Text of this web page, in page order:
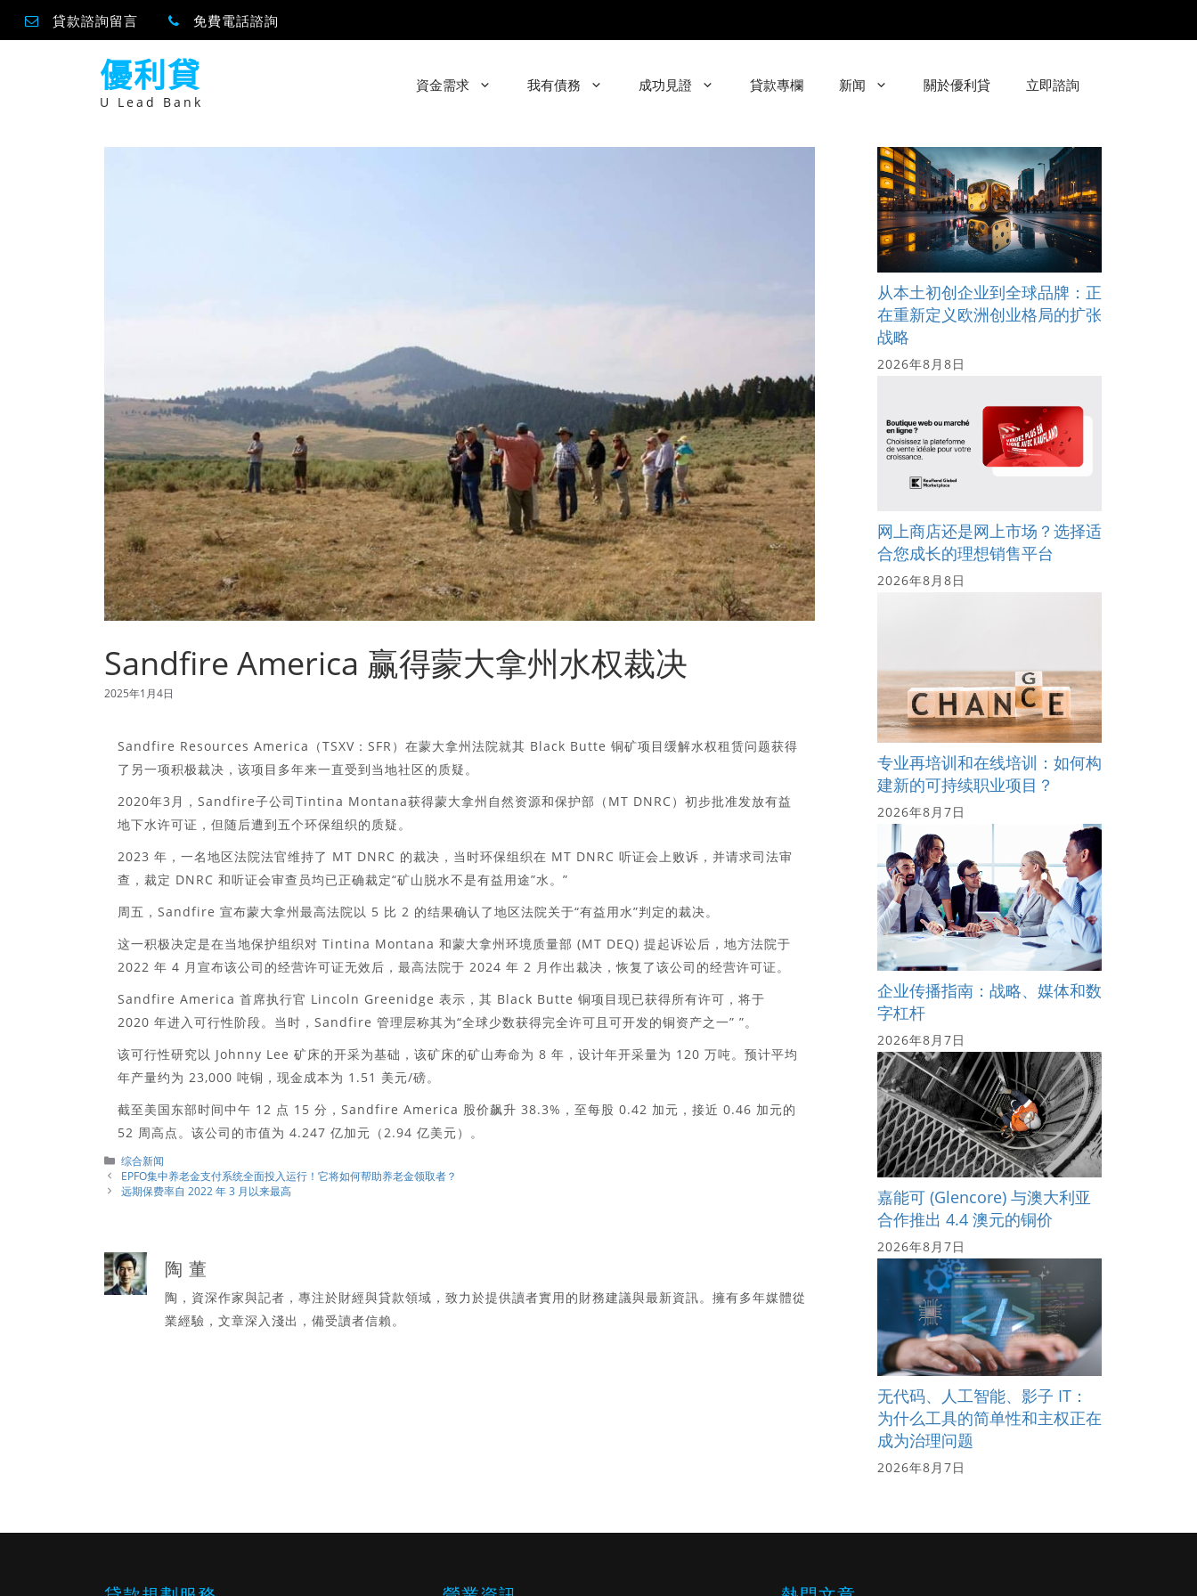
貸款諮詢留言 免費電話諮詢
優利貸
U Lead Bank
資金需求 我有債務 成功見證 貸款專欄 新闻 關於優利貸 立即諮詢
Sandfire America 赢得蒙大拿州水权裁决
2025年1月4日
Sandfire Resources America（TSXV：SFR）在蒙大拿州法院就其 Black Butte 铜矿项目缓解水权租赁问题获得
了另一项积极裁决，该项目多年来一直受到当地社区的质疑。
2020年3月，Sandfire子公司Tintina Montana获得蒙大拿州自然资源和保护部（MT DNRC）初步批准发放有益
地下水许可证，但随后遭到五个环保组织的质疑。
2023 年，一名地区法院法官维持了 MT DNRC 的裁决，当时环保组织在 MT DNRC 听证会上败诉，并请求司法审
查，裁定 DNRC 和听证会审查员均已正确裁定“矿山脱水不是有益用途”水。”
周五，Sandfire 宣布蒙大拿州最高法院以 5 比 2 的结果确认了地区法院关于“有益用水”判定的裁决。
这一积极决定是在当地保护组织对 Tintina Montana 和蒙大拿州环境质量部 (MT DEQ) 提起诉讼后，地方法院于
2022 年 4 月宣布该公司的经营许可证无效后，最高法院于 2024 年 2 月作出裁决，恢复了该公司的经营许可证。
Sandfire America 首席执行官 Lincoln Greenidge 表示，其 Black Butte 铜项目现已获得所有许可，将于
2020 年进入可行性阶段。当时，Sandfire 管理层称其为“全球少数获得完全许可且可开发的铜资产之一” ”。
该可行性研究以 Johnny Lee 矿床的开采为基础，该矿床的矿山寿命为 8 年，设计年开采量为 120 万吨。预计平均
年产量约为 23,000 吨铜，现金成本为 1.51 美元/磅。
截至美国东部时间中午 12 点 15 分，Sandfire America 股价飙升 38.3%，至每股 0.42 加元，接近 0.46 加元的
52 周高点。该公司的市值为 4.247 亿加元（2.94 亿美元）。
分
類
综合新闻
EPFO集中养老金支付系统全面投入运行！它将如何帮助养老金领取者？
远期保费率自 2022 年 3 月以来最高
陶 董
陶，資深作家與記者，專注於財經與貸款領域，致力於提供讀者實用的財務建議與最新資訊。擁有多年媒體從
業經驗，文章深入淺出，備受讀者信賴。
从本土初创企业到全球品牌：正
在重新定义欧洲创业格局的扩张
战略
2026年8月8日
网上商店还是网上市场？选择适
合您成长的理想销售平台
2026年8月8日
专业再培训和在线培训：如何构
建新的可持续职业项目？
2026年8月7日
企业传播指南：战略、媒体和数
字杠杆
2026年8月7日
嘉能可 (Glencore) 与澳大利亚
合作推出 4.4 澳元的铜价
2026年8月7日
无代码、人工智能、影子 IT：
为什么工具的简单性和主权正在
成为治理问题
2026年8月7日